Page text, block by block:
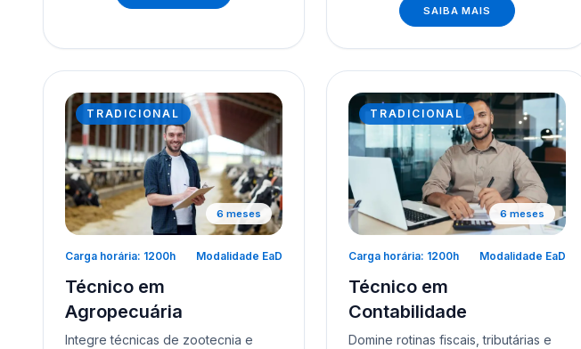
SAIBA MAIS
TRADICIONAL
6 meses
Carga horária: 1200h Modalidade EaD
Técnico em
Agropecuária
Integre técnicas de zootecnia e
TRADICIONAL
6 meses
Carga horária: 1200h Modalidade EaD
Técnico em
Contabilidade
Domine rotinas fiscais, tributárias e